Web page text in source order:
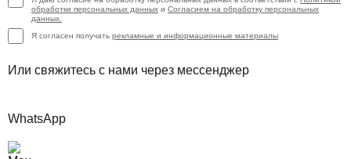
обработки персональных данных и Согласием на обработку персональных
данных.
Я согласен получать рекламные и информационные материалы
Или свяжитесь с нами через мессенджер
WhatsApp